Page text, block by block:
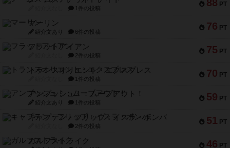
88 PT
1件の投稿
76 PT
マーリン
紹介文あり 6件の投稿
75 PT
フラットアイアン
2件の投稿
70 PT
トランスオリエント・エクスプレス
1件の投稿
59 PT
アンブッシュ！：ムーブアウト！
紹介文あり 1件の投稿
51 PT
キャプテン・フリップ：イスラ・ボンバ
2件の投稿
46 PT
ガルフストライク